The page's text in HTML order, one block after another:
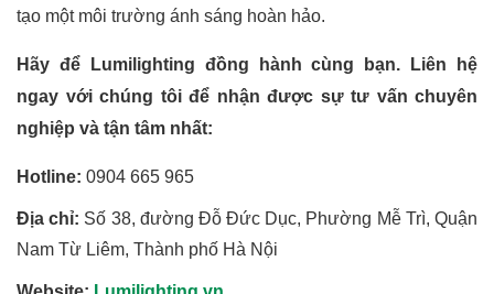
tạo một môi trường ánh sáng hoàn hảo.
Hãy để Lumilighting đồng hành cùng bạn. Liên hệ
ngay với chúng tôi để nhận được sự tư vấn chuyên
nghiệp và tận tâm nhất:
Hotline: 0904 665 965
Địa chỉ: Số 38, đường Đỗ Đức Dục, Phường Mễ Trì, Quận
Nam Từ Liêm, Thành phố Hà Nội